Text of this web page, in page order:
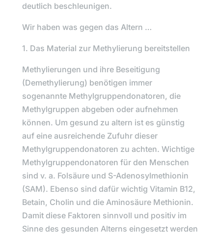
deutlich beschleunigen.
Wir haben was gegen das Altern …
1. Das Material zur Methylierung bereitstellen
Methylierungen und ihre Beseitigung
(Demethylierung) benötigen immer
sogenannte Methylgruppendonatoren, die
Methylgruppen abgeben oder aufnehmen
können. Um gesund zu altern ist es günstig
auf eine ausreichende Zufuhr dieser
Methylgruppendonatoren zu achten. Wichtige
Methylgruppendonatoren für den Menschen
sind v. a. Folsäure und S-Adenosylmethionin
(SAM). Ebenso sind dafür wichtig Vitamin B12,
Betain, Cholin und die Aminosäure Methionin.
Damit diese Faktoren sinnvoll und positiv im
Sinne des gesunden Alterns eingesetzt werden